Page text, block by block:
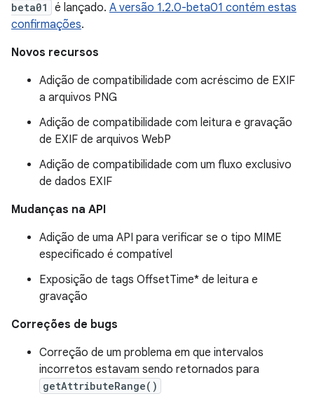
beta01
é lançado. A versão 1.2.0-beta01 contém estas
confirmações.
Novos recursos
Adição de compatibilidade com acréscimo de EXIF
a arquivos PNG
Adição de compatibilidade com leitura e gravação
de EXIF de arquivos WebP
Adição de compatibilidade com um fluxo exclusivo
de dados EXIF
Mudanças na API
Adição de uma API para verificar se o tipo MIME
especificado é compatível
Exposição de tags OffsetTime* de leitura e
gravação
Correções de bugs
Correção de um problema em que intervalos
incorretos estavam sendo retornados para
getAttributeRange()